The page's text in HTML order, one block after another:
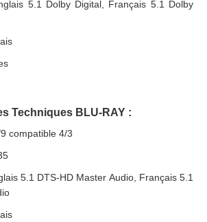
5.1 Dolby Digital, Français 5.1 Dolby
Techniques BLU-RAY :
compatible 4/3
5.1 DTS-HD Master Audio, Français 5.1